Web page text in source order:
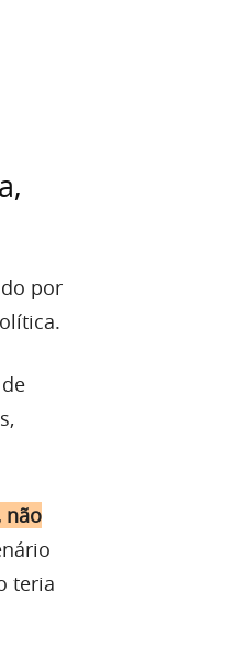
por
não
teria